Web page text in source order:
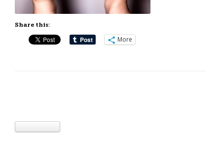
Share this:
More